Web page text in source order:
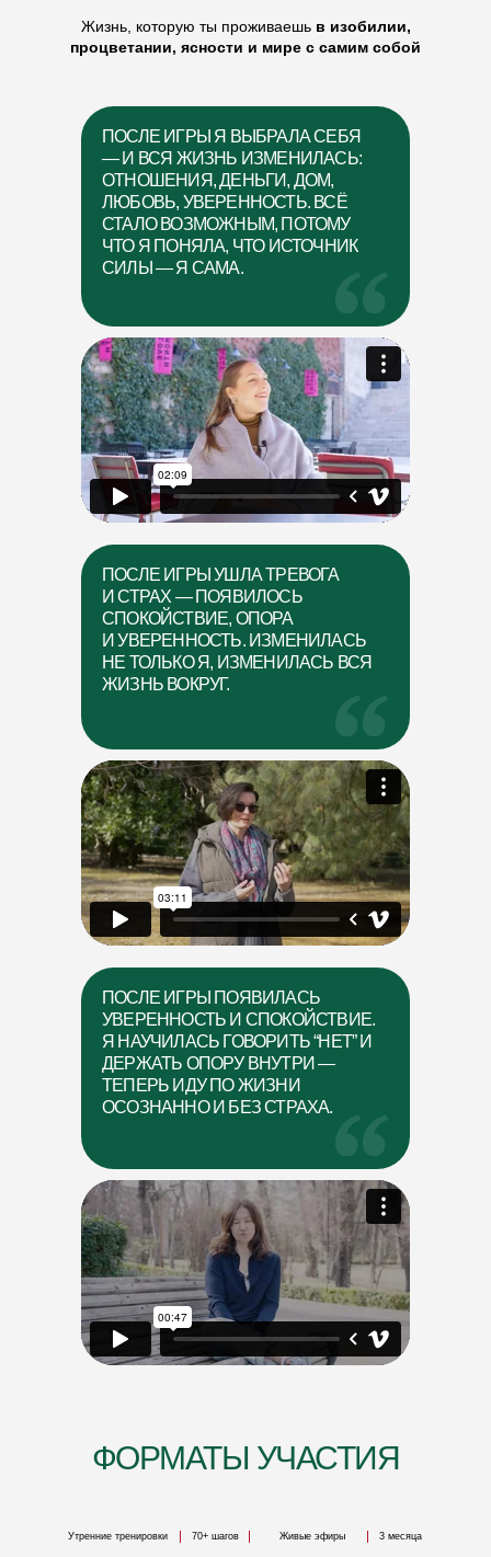
Жизнь, которую ты проживаешьв изобилии,
процветании, ясности и мире с самим собой
ПОСЛЕ ИГРЫ ПОЯВИЛАСЬ
УВЕРЕННОСТЬ И СПОКОЙСТВИЕ.
Я НАУЧИЛАСЬ ГОВОРИТЬ “НЕТ” И
ДЕРЖАТЬ ОПОРУ ВНУТРИ —
ТЕПЕРЬ ИДУ ПО ЖИЗНИ
ОСОЗНАННО И БЕЗ СТРАХА.
ПОСЛЕ ИГРЫ УШЛА ТРЕВОГА
И СТРАХ — ПОЯВИЛОСЬ
СПОКОЙСТВИЕ, ОПОРА
И УВЕРЕННОСТЬ. ИЗМЕНИЛАСЬ
НЕ ТОЛЬКО Я, ИЗМЕНИЛАСЬ ВСЯ
ЖИЗНЬ ВОКРУГ.
ПОСЛЕ ИГРЫ Я ВЫБРАЛА СЕБЯ
— И ВСЯ ЖИЗНЬ ИЗМЕНИЛАСЬ:
ОТНОШЕНИЯ, ДЕНЬГИ, ДОМ,
ЛЮБОВЬ, УВЕРЕННОСТЬ. ВСЁ
СТАЛО ВОЗМОЖНЫМ, ПОТОМУ
ЧТО Я ПОНЯЛА, ЧТО ИСТОЧНИК
СИЛЫ — Я САМА.
ФОРМАТЫ УЧАСТИЯ
Утренние тренировки 70+ шагов 3 месяца
Живые эфиры